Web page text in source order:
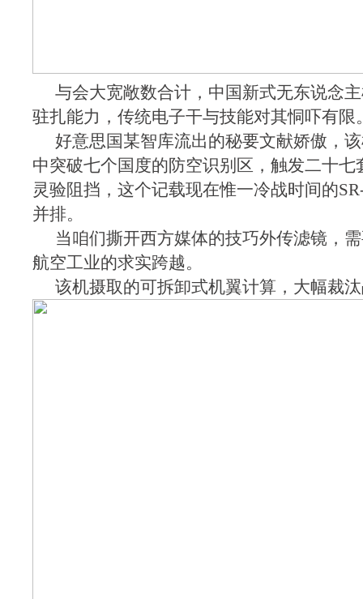
与会大宽敞数合计，中国新式无东说念
驻扎能力，传统电子干与技能对其恫吓有限
好意思国某智库流出的秘要文献娇傲，
中突破七个国度的防空识别区，触发二十七
灵验阻挡，这个记载现在惟一冷战时间的
并排。
当咱们撕开西方媒体的技巧外传滤镜，
航空工业的求实跨越。
该机摄取的可拆卸式机翼计算，大幅裁